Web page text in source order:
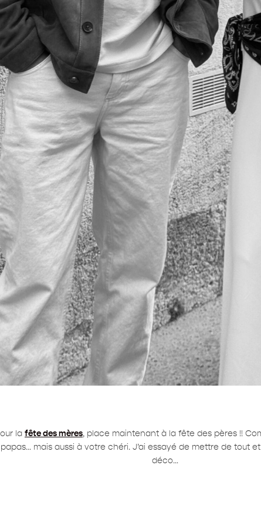
la fête des mères, place maintenant à la fête des pères !!
mais aussi à votre chéri. J’ai essayé de mettre de tout
déco…